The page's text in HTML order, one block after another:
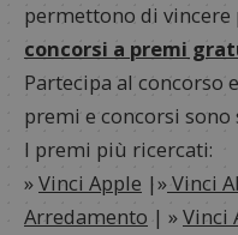
permettono di
concorsi a premi
Partecipa al concorso
premi e concorsi
I premi più ricercati:
»Vinci Apple |»Vinci
Arredamento | »Vinci